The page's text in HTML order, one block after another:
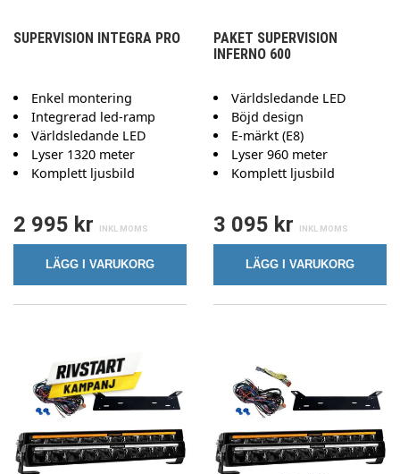
SUPERVISION INTEGRA PRO
Enkel montering
Integrerad led-ramp
Världsledande LED
Lyser 1320 meter
Komplett ljusbild
2 995 kr
LÄGG I VARUKORG
PAKET SUPERVISION
INFERNO 600
Världsledande LED
Böjd design
E-märkt (E8)
Lyser 960 meter
Komplett ljusbild
3 095 kr
LÄGG I VARUKORG